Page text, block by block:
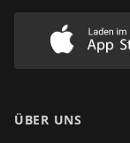
ÜBER UNS